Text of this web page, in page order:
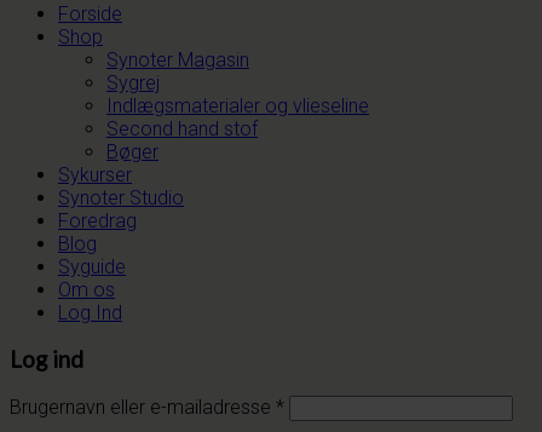
Forside
Shop
Synoter Magasin
Sygrej
Indlægsmaterialer og vlieseline
Second hand stof
Bøger
Sykurser
Synoter Studio
Foredrag
Blog
Syguide
Om os
Log Ind
Log ind
Brugernavn eller e-mailadresse *